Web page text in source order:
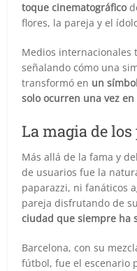
toque cinematográfico
flores, la pareja y el
Medios internacionales
señalando cómo una
transformó en un
solo ocurren una vez
La magia de
Más allá de la fama y
de usuarios fue la
paparazzi, ni fanáticos
pareja disfrutando de
ciudad que siempre ha
Barcelona, con su
fútbol, fue el escenario